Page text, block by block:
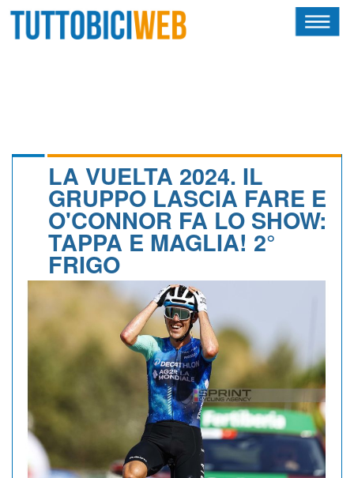
CALENDARIO
ALBI D'ORO
NEWSLETTER
LA VUELTA 2024. IL
GRUPPO LASCIA FARE E
O'CONNOR FA LO SHOW:
TAPPA E MAGLIA! 2°
FRIGO